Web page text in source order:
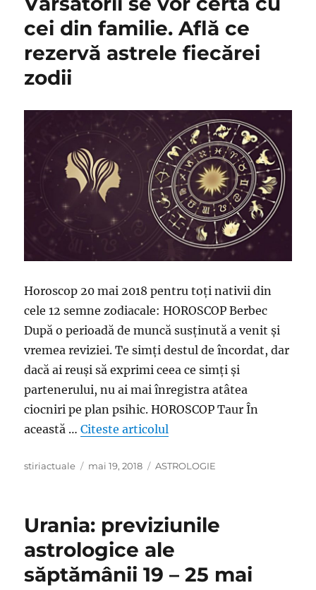
cei din familie. Află ce
rezervă astrele fiecărei
zodii
Horoscop 20 mai 2018 pentru toți nativii din
cele 12 semne zodiacale: HOROSCOP Berbec
După o perioadă de muncă susținută a venit și
vremea reviziei. Te simți destul de încordat, dar
dacă ai reuși să exprimi ceea ce simți și
partenerului, nu ai mai înregistra atâtea
ciocniri pe plan psihic. HOROSCOP Taur În
această …Citeste articolul
Author
stiriactuale
Posted
mai 19, 2018 Categories
ASTROLOGIE
Urania: previziunile
astrologice ale
săptămânii 19 – 25 mai